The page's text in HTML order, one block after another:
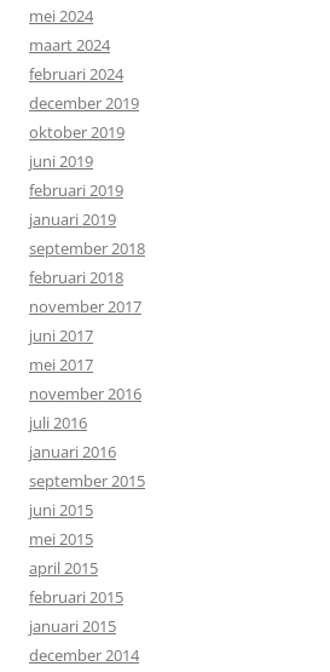
mei 2024
maart 2024
februari 2024
december 2019
oktober 2019
juni 2019
februari 2019
januari 2019
september 2018
februari 2018
november 2017
juni 2017
mei 2017
november 2016
juli 2016
januari 2016
september 2015
juni 2015
mei 2015
april 2015
februari 2015
januari 2015
december 2014